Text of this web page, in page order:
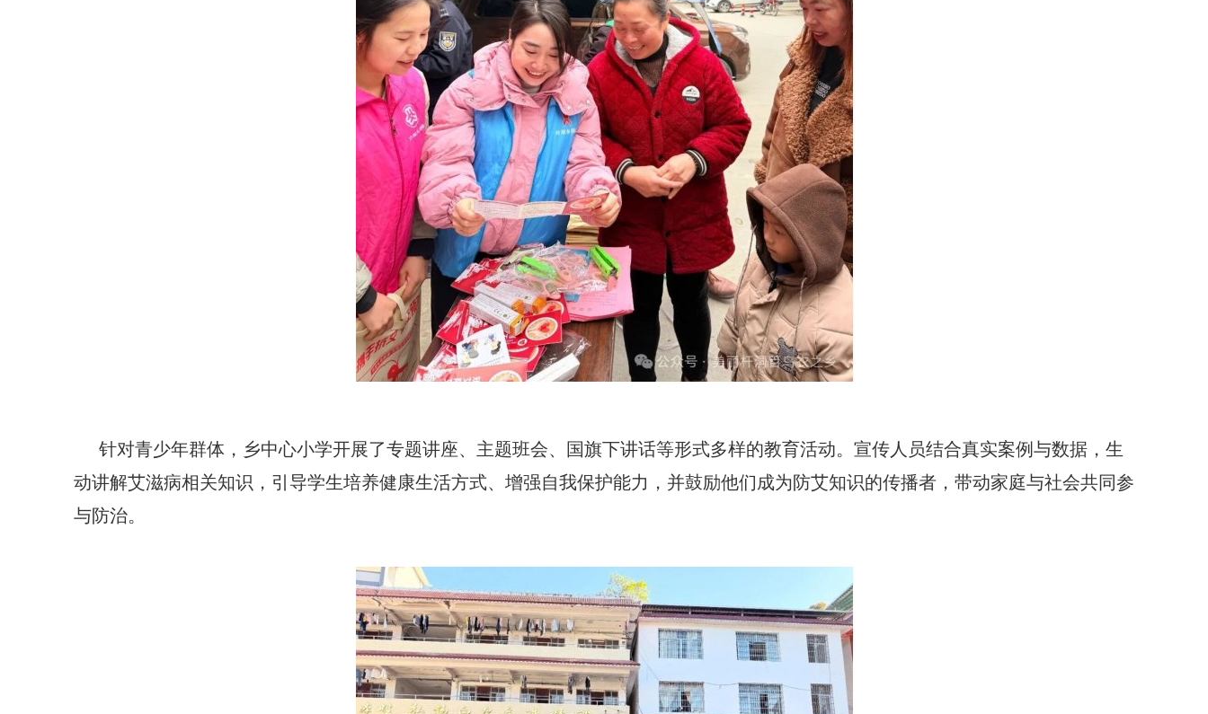
针对青少年群体，乡中心小学开展了专题讲座、主题班会、国旗下讲话等形式多样的教育活动。宣传人员结合真实案例与数据，生
动讲解艾滋病相关知识，引导学生培养健康生活方式、增强自我保护能力，并鼓励他们成为防艾知识的传播者，带动家庭与社会共同参
与防治。